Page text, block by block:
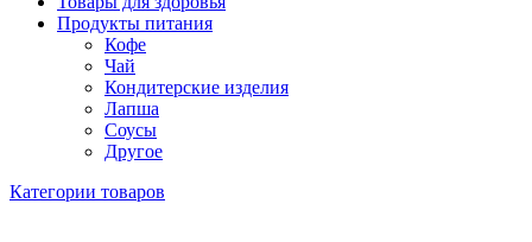
Продукты питания
Кофе
Чай
Кондитерские изделия
Лапша
Соусы
Другое
Категории товаров